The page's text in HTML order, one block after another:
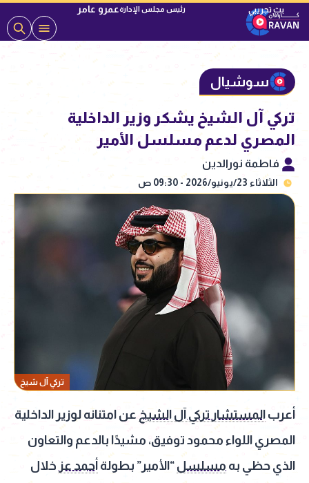
رئيس مجلس الإدارةعمرو عامر
سوشيال
تركي آل الشيخ يشكر وزير الداخلية
المصري لدعم مسلسل الأمير
فاطمة نورالدين
الثلاثاء 23/يونيو/2026 - 09:30 ص
تركي آل شيخ
أعرب المستشار تركي آل الشيخ عن امتنانه لوزير الداخلية
المصري اللواء محمود توفيق، مشيدًا بالدعم والتعاون
الذي حظي به مسلسل “الأمير” بطولة أحمد عز خلال